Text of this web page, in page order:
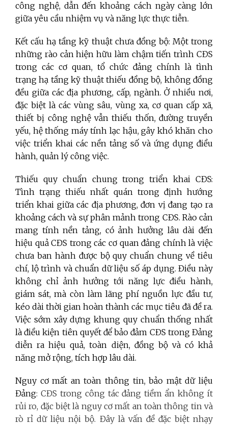
công nghệ, dẫn đến khoảng cách ngày càng lớn
giữa yêu cầu nhiệm vụ và năng lực thực tiễn.
Kết cấu hạ tầng kỹ thuật chưa đồng bộ: Một trong
những rào cản hiện hữu làm chậm tiến trình CĐS
trong các cơ quan, tổ chức đảng chính là tình
trạng hạ tầng kỹ thuật thiếu đồng bộ, không đồng
đều giữa các địa phương, cấp, ngành. Ở nhiều nơi,
đặc biệt là các vùng sâu, vùng xa, cơ quan cấp xã,
thiết bị công nghệ vẫn thiếu thốn, đường truyền
yếu, hệ thống máy tính lạc hậu, gây khó khăn cho
việc triển khai các nền tảng số và ứng dụng điều
hành, quản lý công việc.
Thiếu quy chuẩn chung trong triển khai CĐS:
Tình trạng thiếu nhất quán trong định hướng
triển khai giữa các địa phương, đơn vị đang tạo ra
khoảng cách và sự phân mảnh trong CĐS. Rào cản
mang tính nền tảng, có ảnh hưởng lâu dài đến
hiệu quả CĐS trong các cơ quan đảng chính là việc
chưa ban hành được bộ quy chuẩn chung về tiêu
chí, lộ trình và chuẩn dữ liệu số áp dụng. Điều này
không chỉ ảnh hưởng tới năng lực điều hành,
giám sát, mà còn làm lãng phí nguồn lực đầu tư,
kéo dài thời gian hoàn thành các mục tiêu đã đề ra.
Việc sớm xây dựng khung quy chuẩn thống nhất
là điều kiện tiên quyết để bảo đảm CĐS trong Đảng
diễn ra hiệu quả, toàn diện, đồng bộ và có khả
năng mở rộng, tích hợp lâu dài.
Nguy cơ mất an toàn thông tin, bảo mật dữ liệu
Đảng: CĐS trong công tác đảng tiềm ẩn không ít
rủi ro, đặc biệt là nguy cơ mất an toàn thông tin và
rò rỉ dữ liệu nội bộ. Đây là vấn đề đặc biệt nhạy